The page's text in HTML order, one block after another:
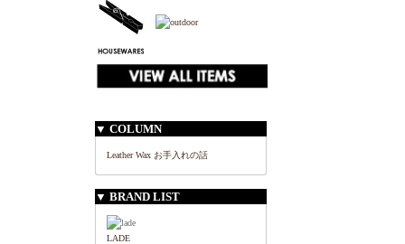
▼ COLUMN
Leather Wax お手入れの話
▼ BRAND LIST
LADE